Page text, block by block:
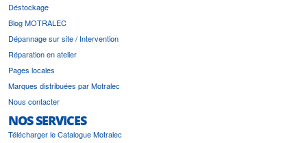
Déstockage
Blog MOTRALEC
Dépannage sur site / Intervention
Réparation en atelier
Pages locales
Marques distribuées par Motralec
Nous contacter
NOS SERVICES
Télécharger le Catalogue Motralec